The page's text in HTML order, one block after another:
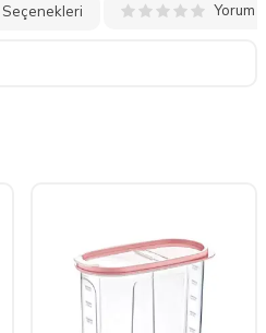
Seçenekleri Yorum